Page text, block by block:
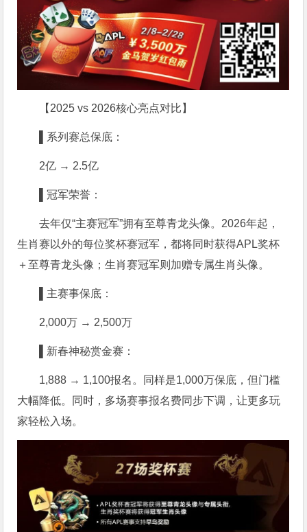
【2025 vs 2026核心亮点对比】
▌系列赛总保底：
2亿 → 2.5亿
▌冠军荣誉：
去年仅“主赛冠军”拥有至尊青龙头像。2026年起，
生肖赛以外的每位奖杯赛冠军，都将同时获得APL奖杯
＋至尊青龙头像；生肖赛冠军则加赠专属生肖头像。
▌主赛事保底：
2,000万 → 2,500万
▌新春神秘赏金赛：
1,888 → 1,100报名。同样是1,000万保底，但门槛
大幅降低。同时，多场赛事报名费同步下调，让更多玩
家轻松入场。